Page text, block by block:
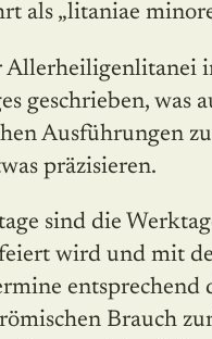
als „litaniae
Allerheiligenlitanei
geschrieben, was
Ausführungen
präzisieren.
sind die
wird und mit
Brauch